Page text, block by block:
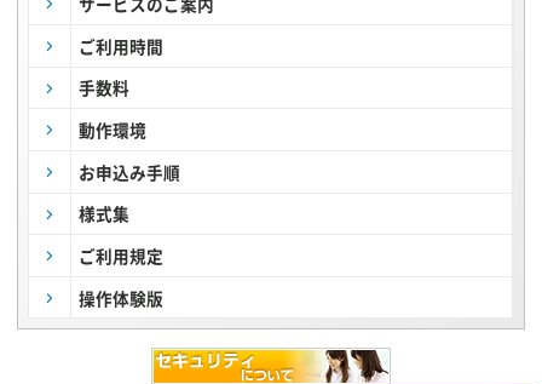
ご利用時間
手数料
動作環境
お申込み手順
様式集
ご利用規定
操作体験版